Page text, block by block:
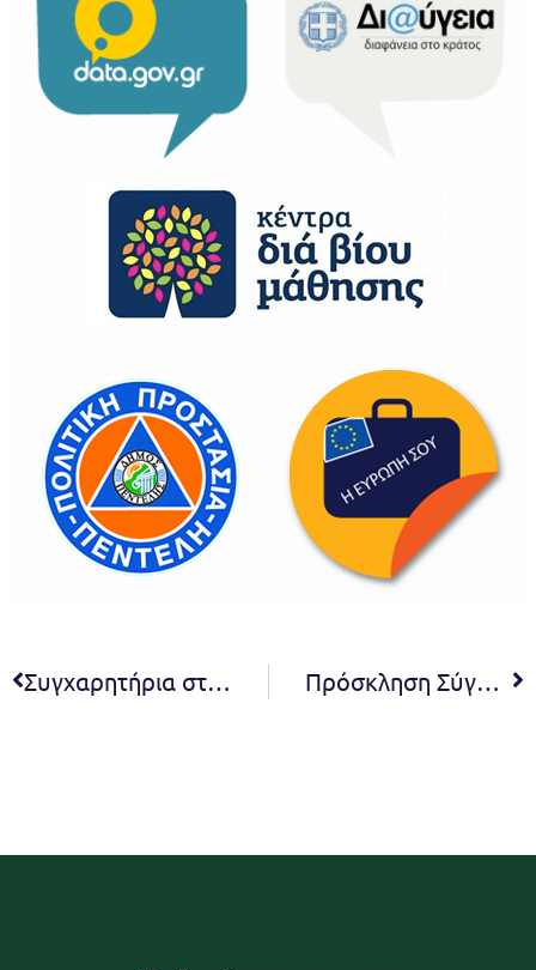
Συγχαρητήρια στην Ομάδα Σ.Φ.Α Μελισσίων ‘Ο Φοίβος’ για την άνοδό της στην Εθνική Κατηγορία Γυναικών Α2 Πρόσκληση Σύγκλησης της 11ης συνεδρίασης του Δημοτικού Συμβουλίου.